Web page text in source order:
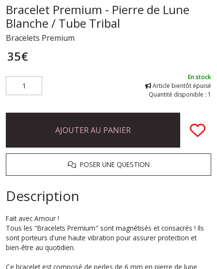
Bracelet Premium - Pierre de Lune
Blanche / Tube Tribal
Bracelets Premium
35€
En stock
Article bientôt épuisé
Quantité disponible : 1
AJOUTER AU PANIER
POSER UNE QUESTION
Description
Fait avec Amour !
Tous les "Bracelets Premium" sont magnétisés et consacrés ! Ils
sont porteurs d'une haute vibration pour assurer protection et
bien-être au quotidien.
Ce bracelet est composé de perles de 6 mm en pierre de lune